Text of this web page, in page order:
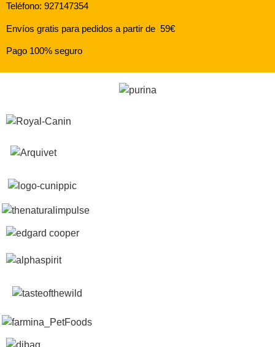
Teléfono: 927147354
Envíos gratis para pedidos a partir de 59€
Pago 100% seguro